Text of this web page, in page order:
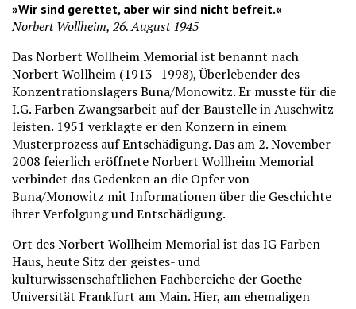
»Wir sind gerettet, aber wir sind nicht befreit.«
Norbert Wollheim, 26. August 1945
Das Norbert Wollheim Memorial ist benannt nach
Norbert Wollheim (1913–1998), Überlebender des
Konzentrationslagers Buna/Monowitz. Er musste für die
I.G. Farben Zwangsarbeit auf der Baustelle in Auschwitz
leisten. 1951 verklagte er den Konzern in einem
Musterprozess auf Entschädigung. Das am 2. November
2008 feierlich eröffnete Norbert Wollheim Memorial
verbindet das Gedenken an die Opfer von
Buna/Monowitz mit Informationen über die Geschichte
ihrer Verfolgung und Entschädigung.
Ort des Norbert Wollheim Memorial ist das IG Farben-
Haus, heute Sitz der geistes- und
kulturwissenschaftlichen Fachbereiche der Goethe-
Universität Frankfurt am Main. Hier, am ehemaligen